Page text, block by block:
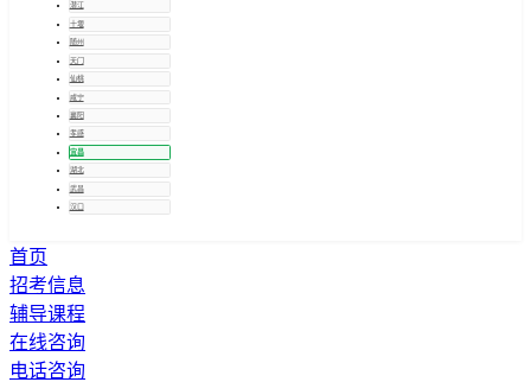
潜江
十堰
随州
天门
仙桃
咸宁
襄阳
孝感
宜昌
湖北
武昌
汉口
首页
招考信息
辅导课程
在线咨询
电话咨询